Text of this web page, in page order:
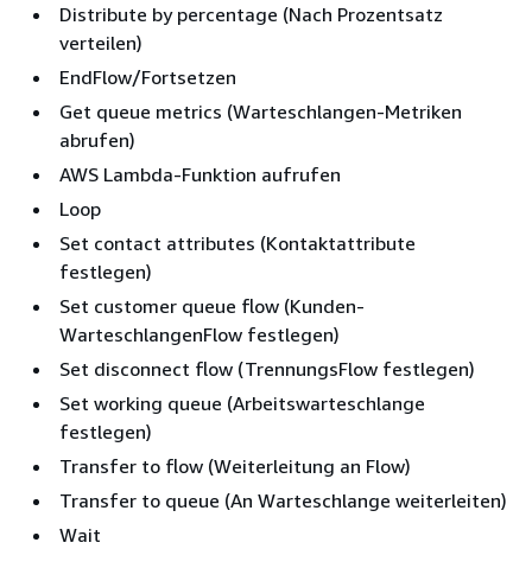
Distribute by percentage (Nach Prozentsatz
verteilen)
EndFlow/Fortsetzen
Get queue metrics (Warteschlangen-Metriken
abrufen)
AWS Lambda-Funktion aufrufen
Loop
Set contact attributes (Kontaktattribute
festlegen)
Set customer queue flow (Kunden-
WarteschlangenFlow festlegen)
Set disconnect flow (TrennungsFlow festlegen)
Set working queue (Arbeitswarteschlange
festlegen)
Transfer to flow (Weiterleitung an Flow)
Transfer to queue (An Warteschlange weiterleiten)
Wait